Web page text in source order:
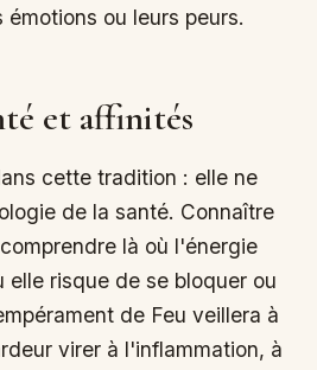
ou leurs peurs.
et affinités
cette tradition : elle ne
de la santé. Connaître
là où l'énergie
elle risque de se bloquer ou
de Feu veillera à
virer à l'inflammation, à